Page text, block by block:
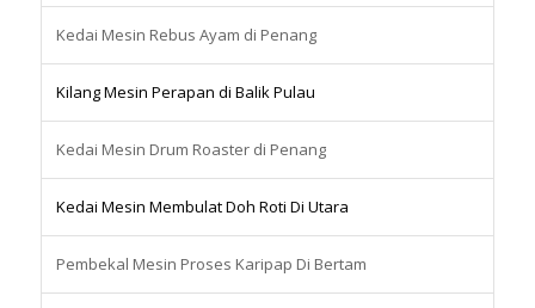
Kedai Mesin Rebus Ayam di Penang
Kilang Mesin Perapan di Balik Pulau
Kedai Mesin Drum Roaster di Penang
Kedai Mesin Membulat Doh Roti Di Utara
Pembekal Mesin Proses Karipap Di Bertam